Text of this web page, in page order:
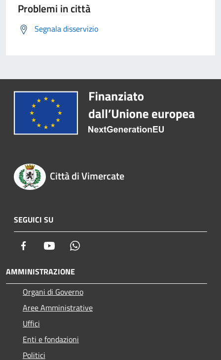
Problemi in città
Segnala disservizio
Città di Vimercate
SEGUICI SU
Facebook Youtube
AMMINISTRAZIONE
Organi di Governo
Aree Amministrative
Uffici
Enti e fondazioni
Politici